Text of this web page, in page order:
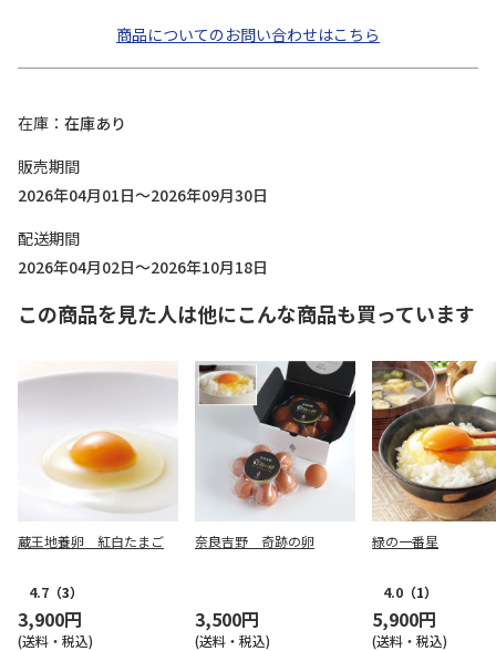
商品についてのお問い合わせはこちら
在庫
在庫あり
販売期間
2026年04月01日～2026年09月30日
配送期間
2026年04月02日～2026年10月18日
この商品を見た人は他にこんな商品も買っています
蔵王地養卵 紅白たまご
4.7 （3）
3,900円
(送料・税込)
奈良吉野 奇跡の卵
3,500円
(送料・税込)
緑の一番星
4.0 （1）
5,900円
(送料・税込)